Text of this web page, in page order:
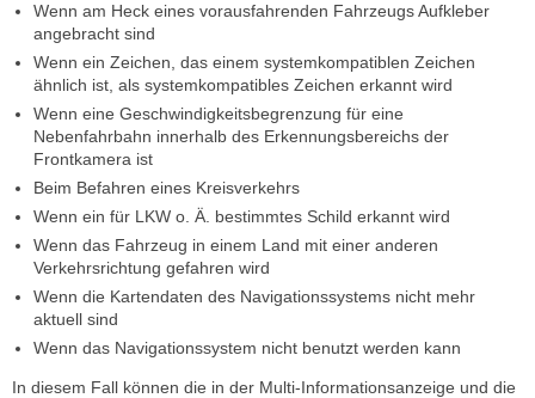
Wenn am Heck eines vorausfahrenden Fahrzeugs Aufkleber
angebracht sind
Wenn ein Zeichen, das einem systemkompatiblen Zeichen
ähnlich ist, als systemkompatibles Zeichen erkannt wird
Wenn eine Geschwindigkeitsbegrenzung für eine
Nebenfahrbahn innerhalb des Erkennungsbereichs der
Frontkamera ist
Beim Befahren eines Kreisverkehrs
Wenn ein für LKW o. Ä. bestimmtes Schild erkannt wird
Wenn das Fahrzeug in einem Land mit einer anderen
Verkehrsrichtung gefahren wird
Wenn die Kartendaten des Navigationssystems nicht mehr
aktuell sind
Wenn das Navigationssystem nicht benutzt werden kann
In diesem Fall können die in der Multi-Informationsanzeige und die